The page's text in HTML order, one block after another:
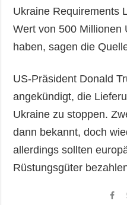
Ukraine Requirements
Wert von 500 Millionen
haben, sagen die
US-Präsident Donald
angekündigt, die
Ukraine zu stoppen.
dann bekannt, doch
allerdings sollten
Rüstungsgüter